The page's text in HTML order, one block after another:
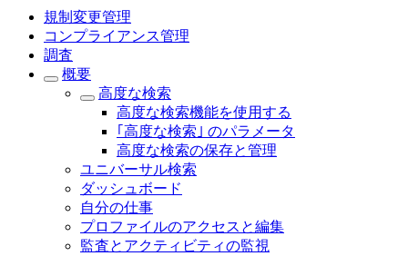
規制変更管理
コンプライアンス管理
調査
概要
高度な検索
高度な検索機能を使用する
｢高度な検索｣ のパラメータ
高度な検索の保存と管理
ユニバーサル検索
ダッシュボード
自分の仕事
プロファイルのアクセスと編集
監査とアクティビティの監視